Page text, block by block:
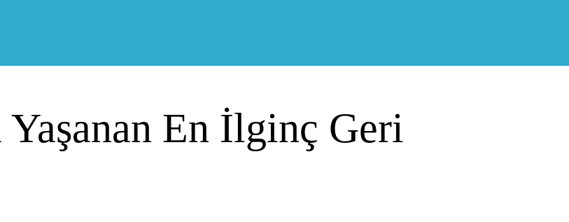
En İlginç Geri